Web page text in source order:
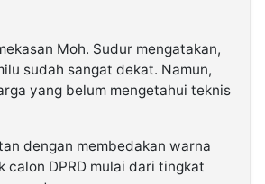
Moh. Sudur mengatakan,
sudah sangat dekat. Namun,
yang belum mengetahui teknis
dengan membedakan warna
calon DPRD mulai dari tingkat